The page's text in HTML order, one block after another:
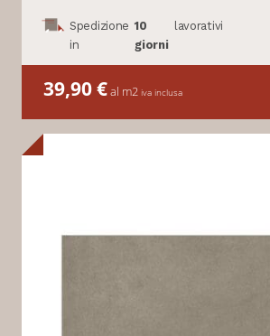
Spedizione
in
10
giorni
lavorativi
39,90€al m2 iva inclusa